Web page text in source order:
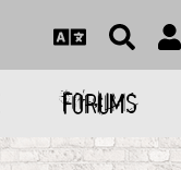
FORUMS